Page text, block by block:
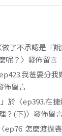
做了不承認是『
呢？ 〉發佈留言
我爸要分我
佈留言
」於〈ep393.在
？(下)〉發佈留
ep76. 怎麼渡過